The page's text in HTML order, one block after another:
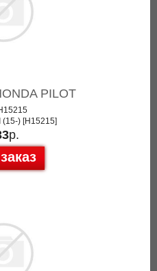
PILOT
(15-) [H15215]
р.